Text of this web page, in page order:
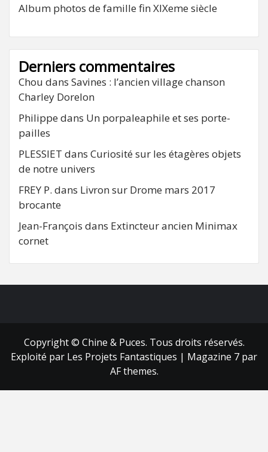
Album photos de famille fin XIXeme siècle
Derniers commentaires
Chou dans Savines : l’ancien village chanson
Charley Dorelon
Philippe dans Un porpaleaphile et ses porte-
pailles
PLESSIET dans Curiosité sur les étagères objets
de notre univers
FREY P. dans Livron sur Drome mars 2017
brocante
Jean-François dans Extincteur ancien Minimax
cornet
Copyright © Chine & Puces. Tous droits réservés.
Exploité par Les Projets Fantastiques | Magazine 7 par
AF themes.